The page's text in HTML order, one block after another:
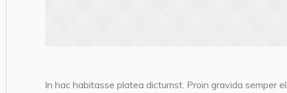
In hac habitasse platea dictumst. Proin gravida semper